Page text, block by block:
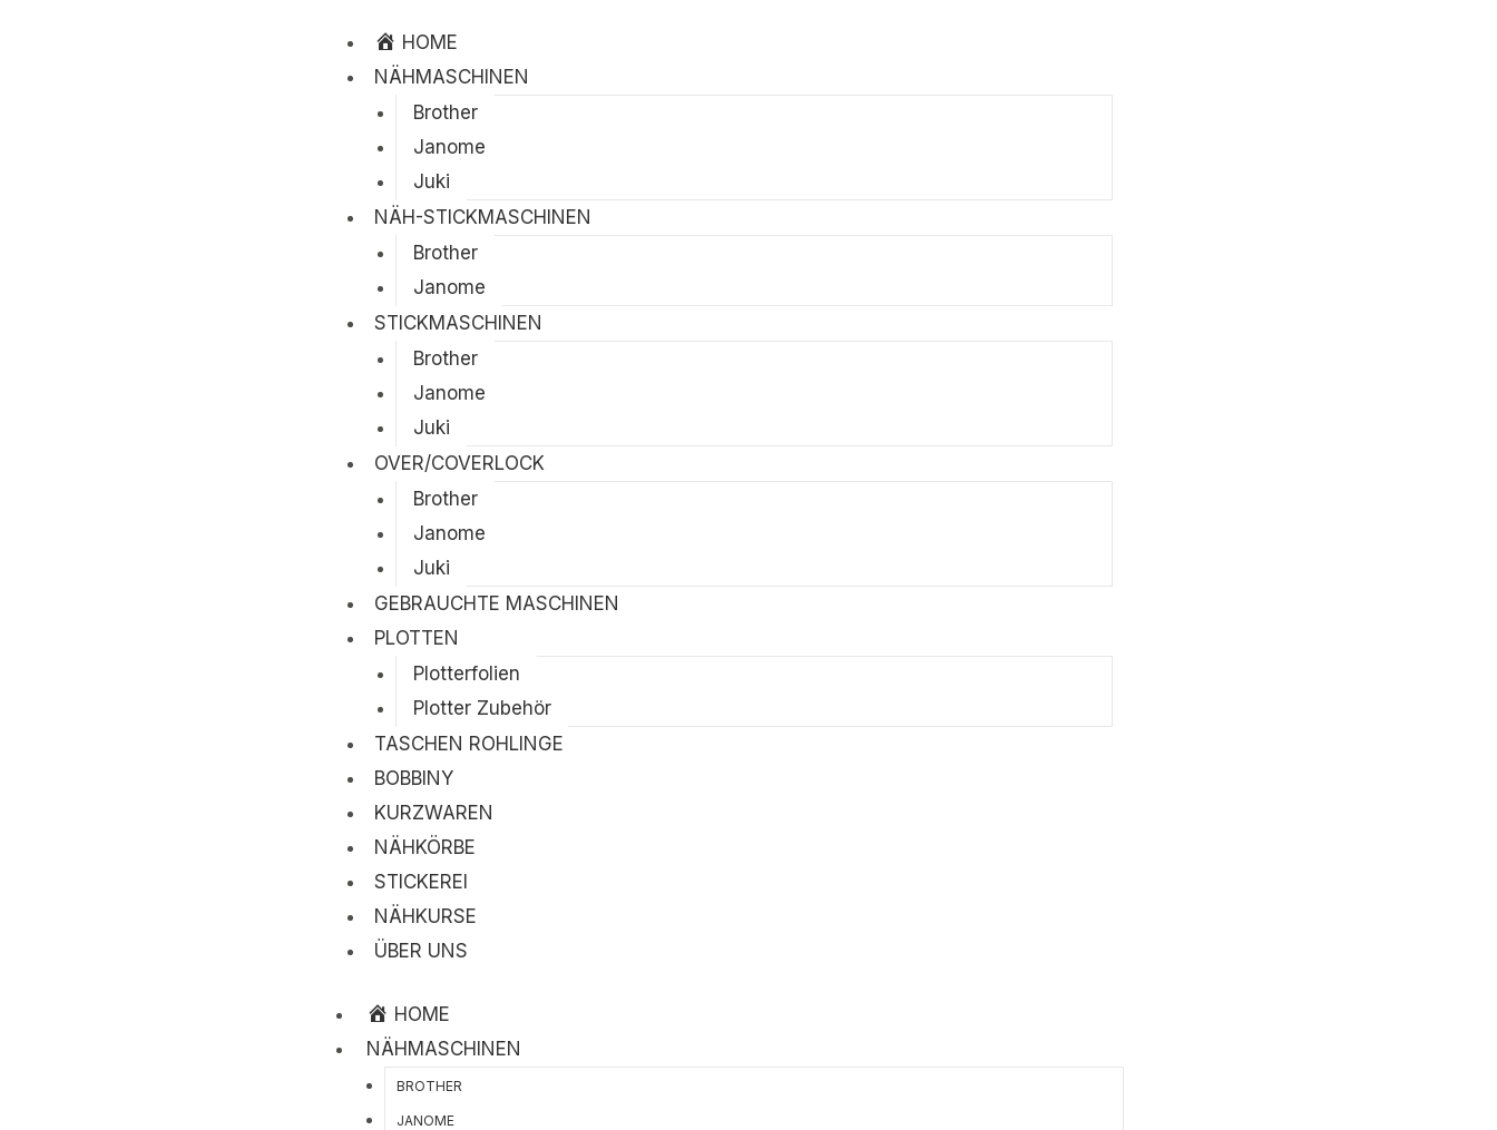
HOME
NÄHMASCHINEN
Brother
Janome
Juki
NÄH-STICKMASCHINEN
Brother
Janome
STICKMASCHINEN
Brother
Janome
Juki
OVER/COVERLOCK
Brother
Janome
Juki
GEBRAUCHTE MASCHINEN
PLOTTEN
Plotterfolien
Plotter Zubehör
TASCHEN ROHLINGE
BOBBINY
KURZWAREN
NÄHKÖRBE
STICKEREI
NÄHKURSE
ÜBER UNS
HOME
NÄHMASCHINEN
BROTHER
JANOME